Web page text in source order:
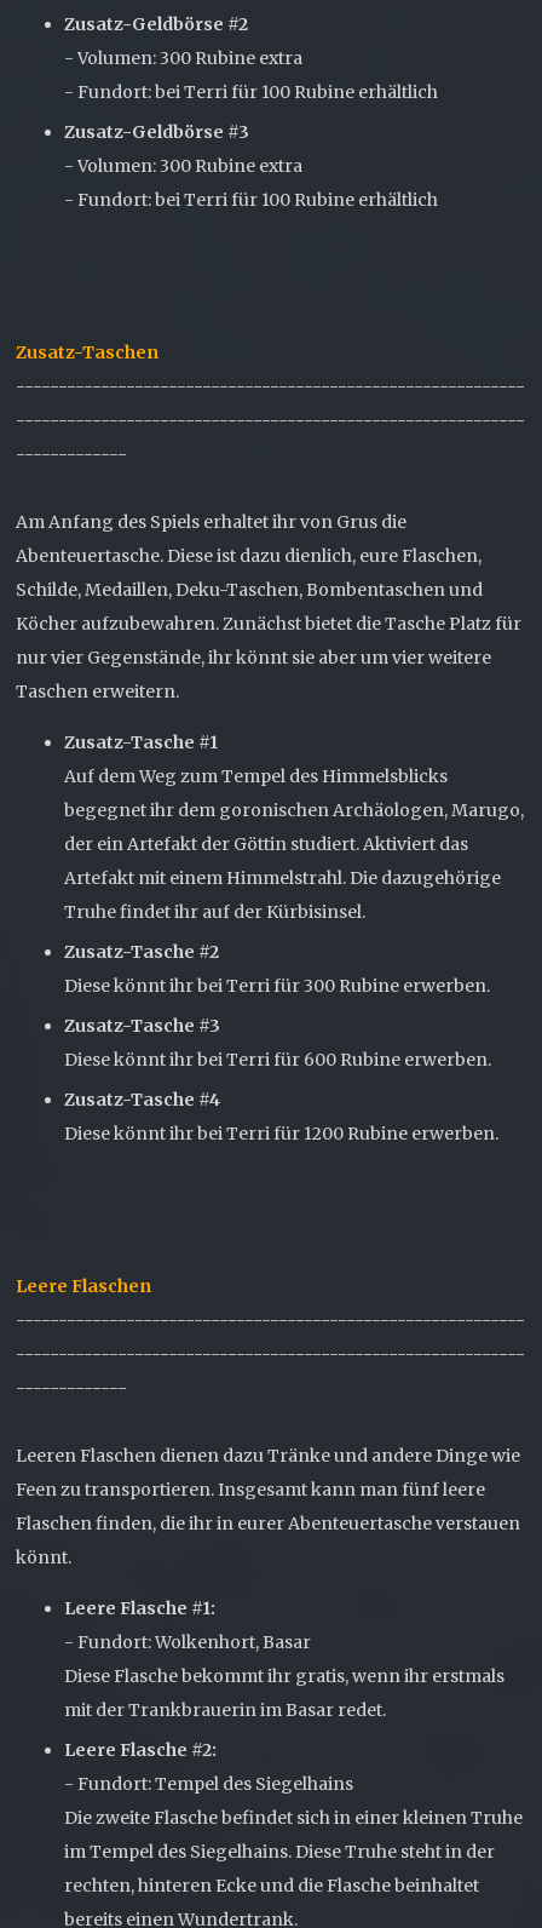
Zusatz-Geldbörse #2
- Volumen: 300 Rubine extra
- Fundort: bei Terri für 100 Rubine erhältlich
Zusatz-Geldbörse #3
- Volumen: 300 Rubine extra
- Fundort: bei Terri für 100 Rubine erhältlich
Zusatz-Taschen
------------------------------------------------------------
------------------------------------------------------------
-------------
Am Anfang des Spiels erhaltet ihr von Grus die
Abenteuertasche. Diese ist dazu dienlich, eure Flaschen,
Schilde, Medaillen, Deku-Taschen, Bombentaschen und
Köcher aufzubewahren. Zunächst bietet die Tasche Platz für
nur vier Gegenstände, ihr könnt sie aber um vier weitere
Taschen erweitern.
Zusatz-Tasche #1
Auf dem Weg zum Tempel des Himmelsblicks
begegnet ihr dem goronischen Archäologen, Marugo,
der ein Artefakt der Göttin studiert. Aktiviert das
Artefakt mit einem Himmelstrahl. Die dazugehörige
Truhe findet ihr auf der Kürbisinsel.
Zusatz-Tasche #2
Diese könnt ihr bei Terri für 300 Rubine erwerben.
Zusatz-Tasche #3
Diese könnt ihr bei Terri für 600 Rubine erwerben.
Zusatz-Tasche #4
Diese könnt ihr bei Terri für 1200 Rubine erwerben.
Leere Flaschen
------------------------------------------------------------
------------------------------------------------------------
-------------
Leeren Flaschen dienen dazu Tränke und andere Dinge wie
Feen zu transportieren. Insgesamt kann man fünf leere
Flaschen finden, die ihr in eurer Abenteuertasche verstauen
könnt.
Leere Flasche #1:
- Fundort: Wolkenhort, Basar
Diese Flasche bekommt ihr gratis, wenn ihr erstmals
mit der Trankbrauerin im Basar redet.
Leere Flasche #2:
- Fundort: Tempel des Siegelhains
Die zweite Flasche befindet sich in einer kleinen Truhe
im Tempel des Siegelhains. Diese Truhe steht in der
rechten, hinteren Ecke und die Flasche beinhaltet
bereits einen Wundertrank.